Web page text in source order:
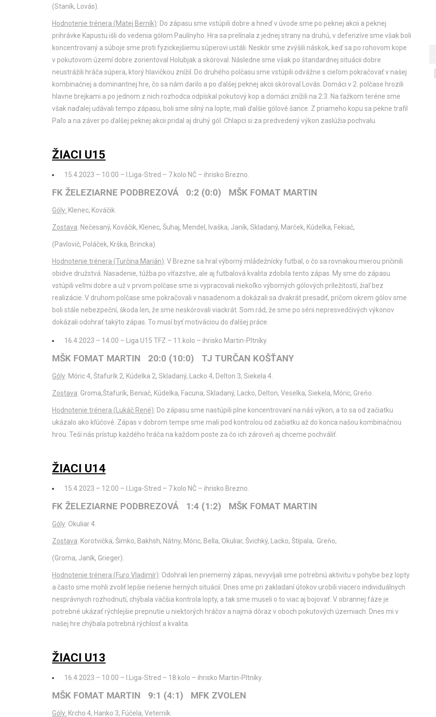
(Staník, Lovás).
Hodnotenie trénera (Matej Berník): Do zápasu sme vstúpili dobre a hneď v úvode sme po peknej akcii a peknej
prihrávke Kapustu išli do vedenia gólom Paulínyho. Hra sa prelínala z jednej strany na druhú, v defenzíve sme však boli
koncentrovaný a súboje sme proti fyzickejšiemu súperovi ustáli. Neskôr sme zvýšili náskok, keď sa po rohovom kope
v pokutovom území dobre zorientoval Holubjak a skóroval. Následne sme však po štandardnej situácii dobre
neustrážili hráča súpera, ktorý hlavičkou znížil. Do druhého polčasu sme vstúpili odvážne s cieľom pokračovať v našej
kombinačnej a dominantnej hre, čo sa nám darilo a po ďalšej peknej akcii skóroval Lovás. Domáci v 2. polčase hrozili
hlavne brejkami a po jednom z nich rozhodca odpískal pokutový kop a domáci znížili na 2:3. Na ťažkom teréne sme
však naďalej udávali tempo zápasu, boli sme silný na lopte, mali ďalšie gólové šance. Z priameho kopu sa pekne trafil
Paľo a na záver po ďalšej peknej akcii pridal aj druhý gól. Chlapci si za predvedený výkon zaslúžia pochvalu.
ŽIACI U15
15.4.2023 – 10:00 – I.Liga-Stred – 7.kolo NČ – ihrisko Brezno.
FK ŽELEZIARNE PODBREZOVÁ 0:2 (0:0) MŠK FOMAT MARTIN
Góly: Klenec, Kováčik.
Zostava: Nečesaný, Kováčik, Klenec, Šuhaj, Mendel, Ivaška, Janík, Skladaný, Marček, Kúdelka, Fekiač,
(Pavlovič, Poláček, Krška, Brincka).
Hodnotenie trénera (Turčina Marián): V Brezne sa hral výborný mládežnícky futbal, o čo sa rovnakou mierou pričinili
obidve družstvá. Nasadenie, túžba po víťazstve, ale aj futbalová kvalita zdobila tento zápas. My sme do zápasu
vstúpili veľmi dobre a už v prvom polčase sme si vypracovali niekoľko výborných gólových príležitostí, žiaľ bez
realizácie. V druhom polčase sme pokračovali v nasadenom a dokázali sa dvakrát presadiť, pričom okrem gólov sme
boli stále nebezpeční, škoda len, že sme neskórovali viackrát. Som rád, že sme po sérii nepresvedčivých výkonov
dokázali odohrať takýto zápas. To musí byť motiváciou do ďalšej práce.
16.4.2023 – 14:00 – Liga U15 TFZ – 11.kolo – ihrisko Martin-Pltníky.
MŠK FOMAT MARTIN 20:0 (10:0) TJ TURČAN KOŠŤANY
Góly: Móric 4, Štafurík 2, Kúdelka 2, Skladaný, Lacko 4, Delton 3, Siekela 4.
Zostava: Groma,Štafurík, Beniač, Kúdelka, Facuna, Skladaný, Lacko, Delton, Veselka, Siekela, Móric, Greňo.
Hodnotenie trénera (Lukáč René): Do zápasu sme nastúpili plne koncentrovaní na náš výkon, a to sa od začiatku
ukázalo ako kľúčové. Zápas v dobrom tempe sme mali pod kontrolou od začiatku až do konca našou kombinačnou
hrou. Teší nás prístup každého hráča na každom poste za čo ich zároveň aj chceme pochváliť.
ŽIACI U14
15.4.2023 – 12:00 – I.Liga-Stred – 7.kolo NČ – ihrisko Brezno.
FK ŽELEZIARNE PODBREZOVÁ 1:4 (1:2) MŠK FOMAT MARTIN
Góly: Okuliar 4.
Zostava: Korotvička, Šimko, Bakhsh, Nátny, Móric, Bella, Okuliar, Švichký, Lacko, Štípala, Greňo,
(Groma, Janík, Grieger).
Hodnotenie trénera (Furo Vladimír): Odohrali len priemerný zápas, nevyvíjali sme potrebnú aktivitu v pohybe bez lopty
a často sme mohli zvoliť lepšie riešenie herných situácií. Dnes sme pri zakladaní útokov urobili viacero individuálnych
nesprávnych rozhodnutí, chýbala väčšia kontrola lopty, a tak sme museli o to viac aj bojovať. V obrannej fáze je
potrebné ukázať rýchlejšie prepnutie u niektorých hráčov a najmä dôraz v oboch pokutových územiach. Dnes mi v
našej hre chýbala potrebná rýchlosť a kvalita.
ŽIACI U13
16.4.2023 – 10:00 – I.Liga-Stred – 18.kolo – ihrisko Martin-Pltníky.
MŠK FOMAT MARTIN 9:1 (4:1) MFK ZVOLEN
Góly: Krcho 4, Hanko 3, Fúčela, Veterník.